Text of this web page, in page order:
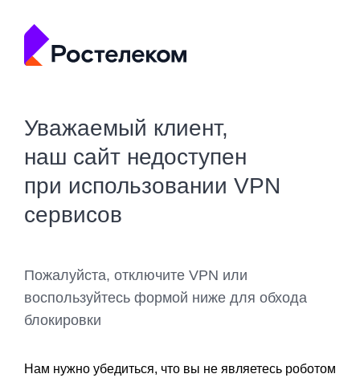
Уважаемый клиент,
наш сайт недоступен
при использовании VPN
сервисов
Пожалуйста, отключите VPN или
воспользуйтесь формой ниже для обхода
блокировки
Нам нужно убедиться, что вы не являетесь роботом